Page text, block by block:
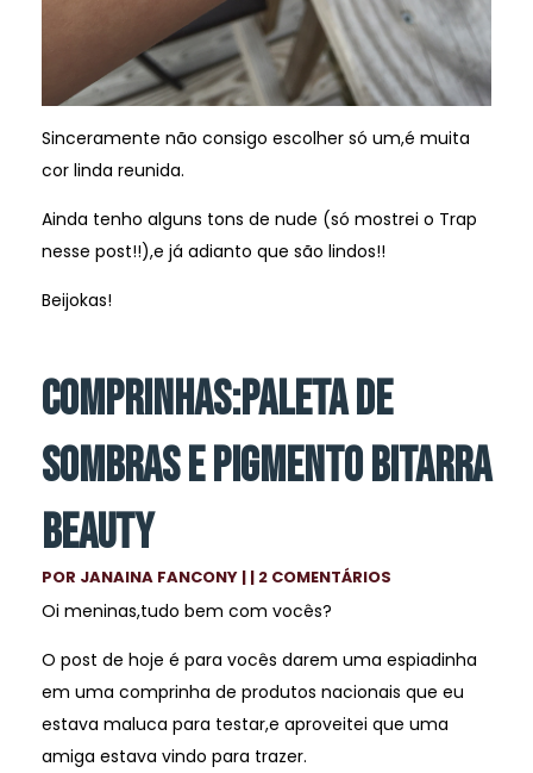
Sinceramente não consigo escolher só um,é muita
cor linda reunida.
Ainda tenho alguns tons de nude (só mostrei o Trap
nesse post!!),e já adianto que são lindos!!
Beijokas!
COMPRINHAS:PALETA DE
SOMBRAS E PIGMENTO BITARRA
BEAUTY
POR JANAINA FANCONY | | 2 COMENTÁRIOS
Oi meninas,tudo bem com vocês?
O post de hoje é para vocês darem uma espiadinha
em uma comprinha de produtos nacionais que eu
estava maluca para testar,e aproveitei que uma
amiga estava vindo para trazer.